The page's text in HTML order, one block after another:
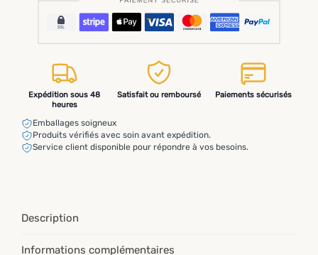
Expédition sous 48
heures
Satisfait ou remboursé Paiements sécurisés
Emballages soigneux
Produits vérifiés avec soin avant expédition.
Service client disponible pour répondre à vos besoins.
Description
Informations complémentaires